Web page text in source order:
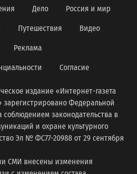
Дело Россия и мир
Путешествия Видео
Реклама
Согласие
издание «Интернет-газета
Федеральной
соблюдением законодательства в
и охране культурного
Эл № ФС77-20988 от 29 сентября
СМИ внесены изменения